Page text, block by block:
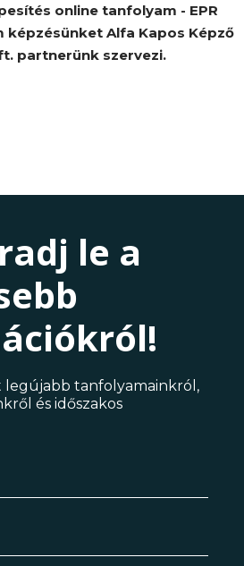
online tanfolyam - EPR
Alfa Kapos Képző
partnerünk szervezi.
le a
legújabb tanfolyamainkról,
és időszakos